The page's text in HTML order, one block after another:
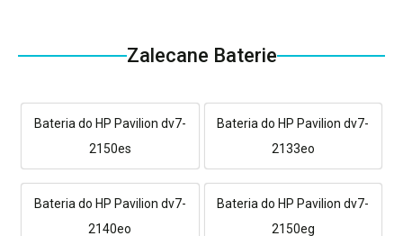
Zalecane Baterie
Bateria do HP Pavilion dv7-
2150es
Bateria do HP Pavilion dv7-
2133eo
Bateria do HP Pavilion dv7-
2140eo
Bateria do HP Pavilion dv7-
2150eg